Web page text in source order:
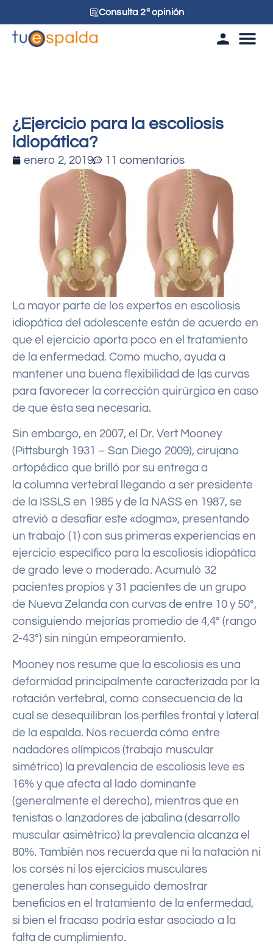
Consulta 2ª opinión
¿Ejercicio para la escoliosis
idiopática?
enero 2, 2019 11 comentarios
La mayor parte de los expertos en escoliosis
idiopática del adolescente están de acuerdo en
que el ejercicio aporta poco en el tratamiento
de la enfermedad. Como mucho, ayuda a
mantener una buena flexibilidad de las curvas
para favorecer la corrección quirúrgica en caso
de que ésta sea necesaria.
Sin embargo, en 2007, el Dr. Vert Mooney
(Pittsburgh 1931 – San Diego 2009), cirujano
ortopédico que brilló por su entrega a
la columna vertebral llegando a ser presidente
de la ISSLS en 1985 y de la NASS en 1987, se
atrevió a desafiar este «dogma», presentando
un trabajo (1) con sus primeras experiencias en
ejercicio específico para la escoliosis idiopática
de grado leve o moderado. Acumuló 32
pacientes propios y 31 pacientes de un grupo
de Nueva Zelanda con curvas de entre 10 y 50º,
consiguiendo mejorías promedio de 4,4º (rango
2-43º) sin ningún empeoramiento.
Mooney nos resume que la escoliosis es una
deformidad principalmente caracterizada por la
rotación vertebral, como consecuencia de la
cual se desequilibran los perfiles frontal y lateral
de la espalda. Nos recuerda cómo entre
nadadores olímpicos (trabajo muscular
simétrico) la prevalencia de escoliosis leve es
16% y que afecta al lado dominante
(generalmente el derecho), mientras que en
tenistas o lanzadores de jabalina (desarrollo
muscular asimétrico) la prevalencia alcanza el
80%. También nos recuerda que ni la natación ni
los corsés ni los ejercicios musculares
generales han conseguido demostrar
beneficios en el tratamiento de la enfermedad,
si bien el fracaso podría estar asociado a la
falta de cumplimiento.